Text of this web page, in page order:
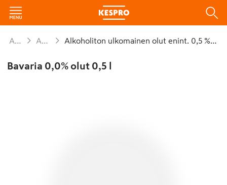
AlkoholijuomatAlkoholiton olutAlkoholiton ulkomainen olut enint. 0,5 % alv 13,5 % tlk
Bavaria 0,0% olut 0,5 l